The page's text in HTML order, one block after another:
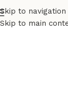
Skip to navigation
Skip to main
Accueil